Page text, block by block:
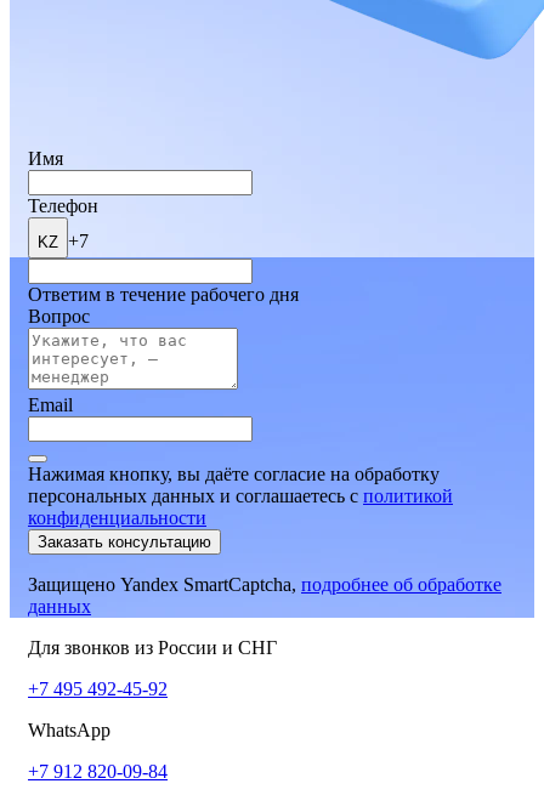
Имя
Телефон
KZ +7
Ответим в течение рабочего дня
Вопрос
Email
Нажимая кнопку, вы даёте согласие на обработку
персональных данных и соглашаетесь c политикой
конфиденциальности
Заказать консультацию
Защищено Yandex SmartCaptcha, подробнее об обработке
данных
Для звонков из России и СНГ
+7 495 492-45-92
WhatsApp
+7 912 820-09-84